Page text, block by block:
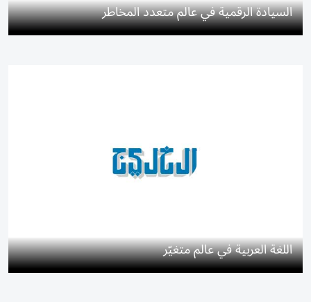
السيادة الرقمية في عالم متعدد المخاطر
اللغة العربية في عالم متغيّر